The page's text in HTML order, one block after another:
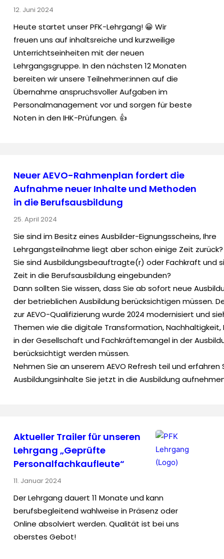
12. Juni 2024
Heute startet unser PFK-Lehrgang! 😀 Wir
freuen uns auf inhaltsreiche und kurzweilige
Unterrichtseinheiten mit der neuen
Lehrgangsgruppe. In den nächsten 12 Monaten
bereiten wir unsere Teilnehmer:innen auf die
Übernahme anspruchsvoller Aufgaben im
Personalmanagement vor und sorgen für beste
Noten in den IHK-Prüfungen. 👍
Neuer AEVO-Rahmenplan fordert die
Aufnahme neuer Inhalte und Methoden
in die Berufsausbildung
25. April 2024
Sie sind im Besitz eines Ausbilder-Eignungsscheins, Ihre
Lehrgangsteilnahme liegt aber schon einige Zeit zurück?
Sie sind Ausbildungsbeauftragte(r) oder Fachkraft und
Zeit in die Berufsausbildung eingebunden?
Dann sollten Sie wissen, dass Sie ab sofort neue
der betrieblichen Ausbildung berücksichtigen müssen.
zur AEVO-Qualifizierung wurde 2024 modernisiert und
Themen wie die digitale Transformation,
in der Gesellschaft und Fachkräftemangel in der
berücksichtigt werden müssen.
Nehmen Sie an unserem AEVO Refresh teil und erfahren
Ausbildungsinhalte Sie jetzt in die Ausbildung
Aktueller Trailer für unseren
Lehrgang „Geprüfte
Personal­fach­kaufleute“
11. Januar 2024
Der Lehrgang dauert 11 Monate und kann
berufsbegleitend wahlweise in Präsenz oder
Online absolviert werden. Qualität ist bei uns
oberstes Gebot!